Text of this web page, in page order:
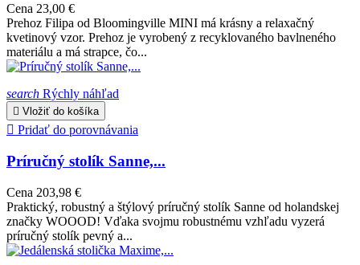
Cena 23,00 €
Prehoz Filipa od Bloomingville MINI má krásny a relaxačný
kvetinový vzor. Prehoz je vyrobený z recyklovaného bavlneného
materiálu a má strapce, čo...
search Rýchly náhľad
 Vložiť do košíka
 Pridať do porovnávania
Príručný stolík Sanne,...
Cena 203,98 €
Praktický, robustný a štýlový príručný stolík Sanne od holandskej
značky WOOOD! Vďaka svojmu robustnému vzhľadu vyzerá
príručný stolík pevný a...